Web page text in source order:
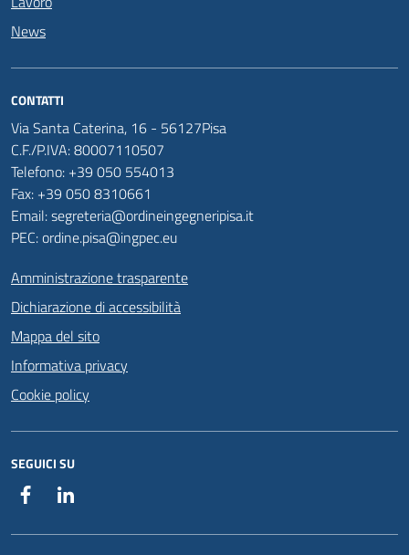
News
CONTATTI
Via Santa Caterina, 16 - 56127Pisa
C.F./P.IVA: 80007110507
Telefono: +39 050 554013
Fax: +39 050 8310661
Email: segreteria@ordineingegneripisa.it
PEC: ordine.pisa@ingpec.eu
Amministrazione trasparente
Dichiarazione di accessibilità
Mappa del sito
Informativa privacy
Cookie policy
SEGUICI SU
Facebook